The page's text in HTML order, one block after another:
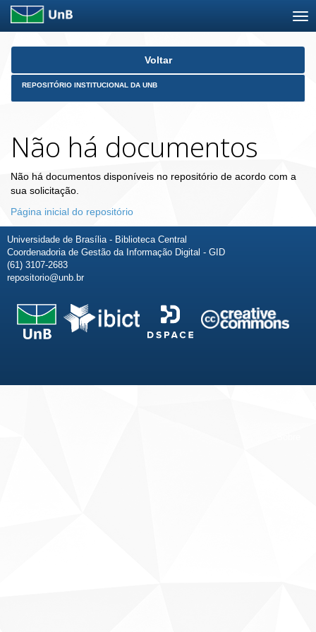
Skip
Voltar
REPOSITÓRIO INSTITUCIONAL DA UNB
Não há documentos
Não há documentos disponíveis no repositório de acordo com a
sua solicitação.
Página inicial do repositório
Universidade de Brasília - Biblioteca Central
Coordenadoria de Gestão da Informação Digital - GID
(61) 3107-2683
repositorio@unb.br